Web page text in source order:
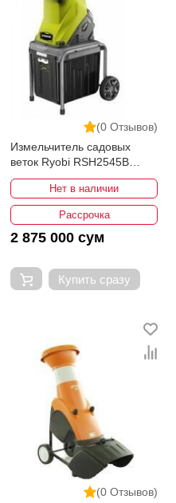
(0 Отзывов)
Измельчитель садовых
веток Ryobi RSH2545B
5133002512
Нет в наличии
Рассрочка
2 875 000 сум
Купить сразу
(0 Отзывов)